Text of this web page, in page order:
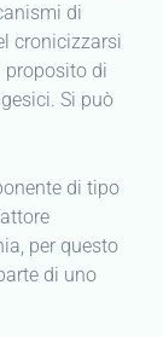
di
cronicizzarsi
proposito di
Si può
di tipo
per questo
di uno